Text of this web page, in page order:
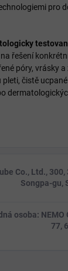
pro
řešení
póry, vrásky
čistě
Co., Ltd.,
Songpa-gu,
osoba:
77,